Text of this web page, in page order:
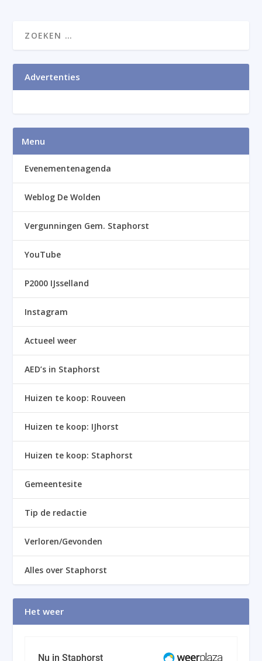
Advertenties
Menu
Evenementenagenda
Weblog De Wolden
Vergunningen Gem. Staphorst
YouTube
P2000 IJsselland
Instagram
Actueel weer
AED’s in Staphorst
Huizen te koop: Rouveen
Huizen te koop: IJhorst
Huizen te koop: Staphorst
Gemeentesite
Tip de redactie
Verloren/Gevonden
Alles over Staphorst
Het weer